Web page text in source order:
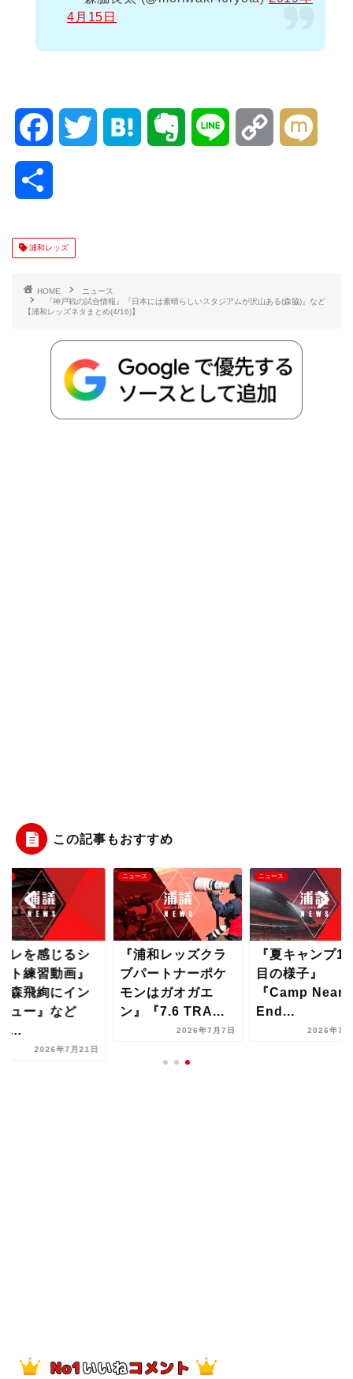
4月15日
e
o e
e
浦和レッズ
HOME
ニュース
『神戸戦の試合情報』『日本には素晴らしいスタジアムが沢山ある(森脇)』など
【浦和レッズネタまとめ(4/16)】
この記事もおすすめ
レを感じるシ
ト練習動画』
森飛絢にイン
ュー』など
...
2026年7月21日
ニュース
『浦和レッズクラ
ブパートナーポケ
モンはガオガエ
ン』『7.6 TRA...
2026年7月7日
ニュース
『夏キャンプ
目の様子』
『Camp
End...
2026年7